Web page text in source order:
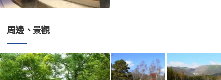
周邊、景觀